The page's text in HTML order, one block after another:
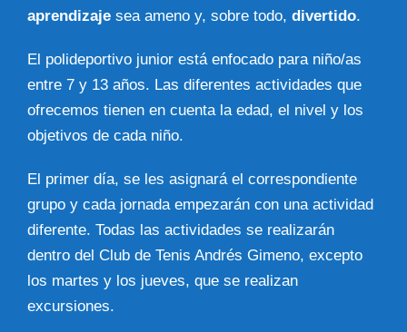
aprendizaje sea ameno y, sobre todo, divertido.
El polideportivo junior está enfocado para niño/as
entre 7 y 13 años. Las diferentes actividades que
ofrecemos tienen en cuenta la edad, el nivel y los
objetivos de cada niño.
El primer día, se les asignará el correspondiente
grupo y cada jornada empezarán con una actividad
diferente. Todas las actividades se realizarán
dentro del Club de Tenis Andrés Gimeno, excepto
los martes y los jueves, que se realizan
excursiones.